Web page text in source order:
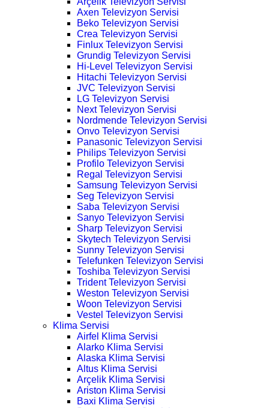
Axen Televizyon Servisi
Beko Televizyon Servisi
Crea Televizyon Servisi
Finlux Televizyon Servisi
Grundig Televizyon Servisi
Hi-Level Televizyon Servisi
Hitachi Televizyon Servisi
JVC Televizyon Servisi
LG Televizyon Servisi
Next Televizyon Servisi
Nordmende Televizyon Servisi
Onvo Televizyon Servisi
Panasonic Televizyon Servisi
Philips Televizyon Servisi
Profilo Televizyon Servisi
Regal Televizyon Servisi
Samsung Televizyon Servisi
Seg Televizyon Servisi
Saba Televizyon Servisi
Sanyo Televizyon Servisi
Sharp Televizyon Servisi
Skytech Televizyon Servisi
Sunny Televizyon Servisi
Telefunken Televizyon Servisi
Toshiba Televizyon Servisi
Trident Televizyon Servisi
Weston Televizyon Servisi
Woon Televizyon Servisi
Vestel Televizyon Servisi
Klima Servisi
Airfel Klima Servisi
Alarko Klima Servisi
Alaska Klima Servisi
Altus Klima Servisi
Arçelik Klima Servisi
Ariston Klima Servisi
Baxi Klima Servisi